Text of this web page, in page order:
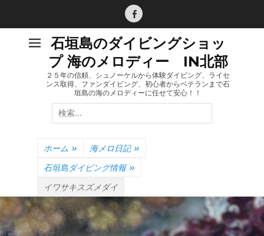
Facebook
石垣島のダイビングショッ
プ 海のメロディー IN北部
２５年の信頼、シュノーケルから体験ダイビング、ライセ
ンス取得、ファンダイビング、初心者からベテランまで石
垣島の海のメロディーに任せて安心！！
検
索:
ホーム » 海メロ日記 »
石垣島ダイビング情報 »
イワサキスズメダイ